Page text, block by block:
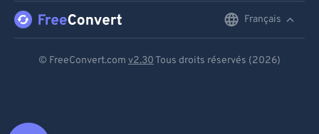
Français
© FreeConvert.com v2.30 Tous droits réservés (2026)